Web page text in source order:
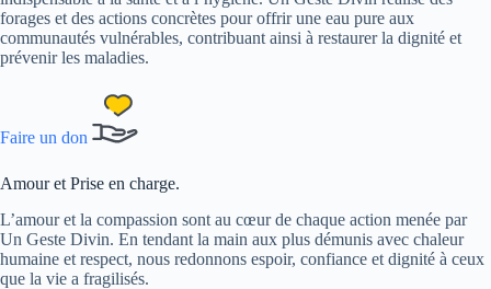
forages et des actions concrètes pour offrir une eau pure aux
communautés vulnérables, contribuant ainsi à restaurer la dignité et
prévenir les maladies.
Faire un don
Amour et Prise en charge.
L’amour et la compassion sont au cœur de chaque action menée par
Un Geste Divin. En tendant la main aux plus démunis avec chaleur
humaine et respect, nous redonnons espoir, confiance et dignité à ceux
que la vie a fragilisés.